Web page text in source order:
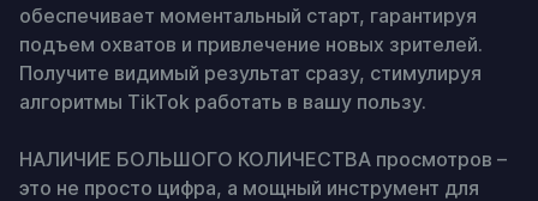
обеспечивает моментальный старт, гарантируя
подъем охватов и привлечение новых зрителей.
Получите видимый результат сразу, стимулируя
алгоритмы TikTok работать в вашу пользу.
НАЛИЧИЕ БОЛЬШОГО КОЛИЧЕСТВА просмотров –
это не просто цифра, а мощный инструмент для